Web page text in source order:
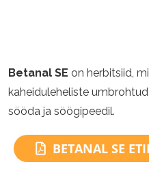
Betanal SE on herbitsiid,
kaheiduleheliste
sööda ja söögipeedil.
BETANAL SE